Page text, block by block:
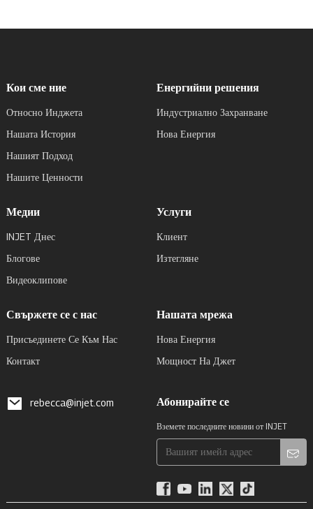
Кои сме ние
Относно Инджета
Нашата История
Нашият Подход
Нашите Ценности
Енергийни решения
Индустриално Захранване
Нова Енергия
Медии
INJET Днес
Блогове
Видеоклипове
Услуги
Клиент
Изтегляне
Свържете се с нас
Присъединете Се Към Нас
Контакт
Нашата мрежа
Нова Енергия
Мощност На Джет
rebecca@injet.com Абонирайте се
Вземете последните новини от INJET